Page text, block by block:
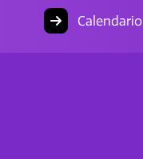
Calendario